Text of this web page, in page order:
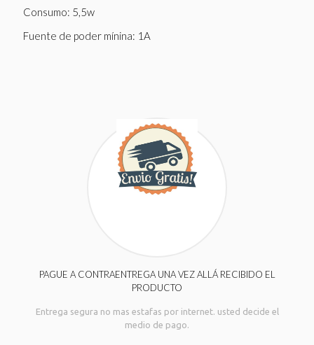
Consumo: 5,5w
Fuente de poder mínina: 1A
PAGUE A CONTRAENTREGA UNA VEZ ALLÁ RECIBIDO EL
PRODUCTO
Entrega segura no mas estafas por internet. usted decide el
medio de pago.